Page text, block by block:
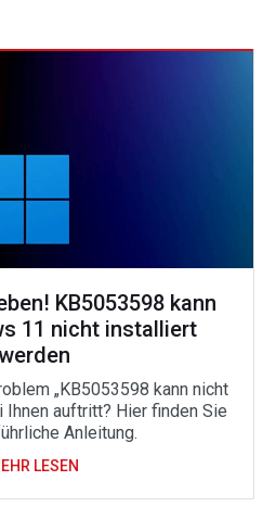
KB5053598 kann
11 nicht installiert
„KB5053598 kann nicht
Ihnen auftritt? Hier finden Sie
Anleitung.
LESEN